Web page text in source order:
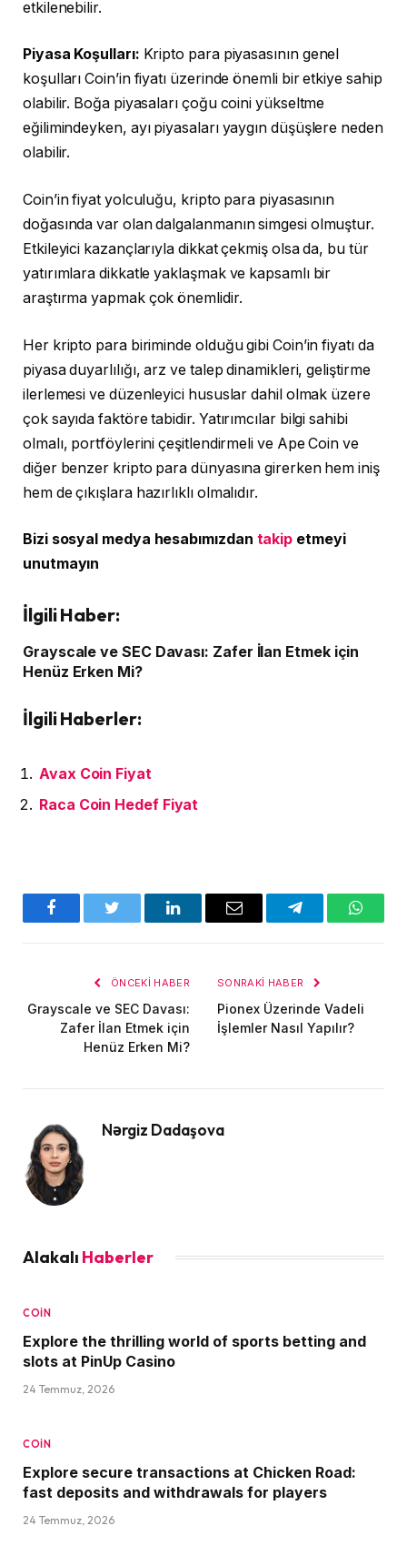
etkilenebilir.
Piyasa Koşulları: Kripto para piyasasının genel
koşulları Coin’in fiyatı üzerinde önemli bir etkiye sahip
olabilir. Boğa piyasaları çoğu coini yükseltme
eğilimindeyken, ayı piyasaları yaygın düşüşlere neden
olabilir.
Coin’in fiyat yolculuğu, kripto para piyasasının
doğasında var olan dalgalanmanın simgesi olmuştur.
Etkileyici kazançlarıyla dikkat çekmiş olsa da, bu tür
yatırımlara dikkatle yaklaşmak ve kapsamlı bir
araştırma yapmak çok önemlidir.
Her kripto para biriminde olduğu gibi Coin’in fiyatı da
piyasa duyarlılığı, arz ve talep dinamikleri, geliştirme
ilerlemesi ve düzenleyici hususlar dahil olmak üzere
çok sayıda faktöre tabidir. Yatırımcılar bilgi sahibi
olmalı, portföylerini çeşitlendirmeli ve Ape Coin ve
diğer benzer kripto para dünyasına girerken hem iniş
hem de çıkışlara hazırlıklı olmalıdır.
Bizi sosyal medya hesabımızdan takip etmeyi
unutmayın
İlgili Haber:
Grayscale ve SEC Davası: Zafer İlan Etmek için
Henüz Erken Mi?
İlgili Haberler:
Avax Coin Fiyat
Raca Coin Hedef Fiyat
FacebookTwitter LinkedInE-
Telegram
ÖNCEKI HABER
Grayscale ve SEC Davası:
Zafer İlan Etmek için
Henüz Erken Mi?
SONRAKI HABER
Pionex Üzerinde Vadeli
İşlemler Nasıl Yapılır?
Nərgiz Dadaşova
Alakalı Haberler
COIN
Explore the thrilling world of sports betting and
slots at PinUp Casino
24 Temmuz, 2026
COIN
Explore secure transactions at Chicken Road:
fast deposits and withdrawals for players
24 Temmuz, 2026